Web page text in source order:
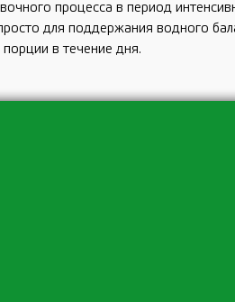
процесса в период
для поддержания водного
в течение дня.